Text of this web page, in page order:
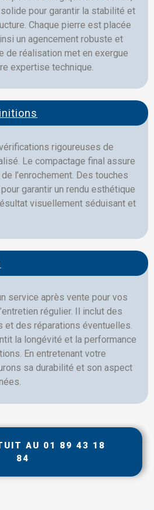
pour garantir la stabilité et
Chaque pierre est placée
un agencement robuste et
de réalisation met en exergue
expertise technique.
rigoureuses de
Le compactage final assure
l’enrochement. Des touches
garantir un rendu esthétique
visuellement séduisant et
service après vente pour vos
régulier. Il inclut des
et des réparations éventuelles.
la longévité et la performance
En entretenant votre
sa durabilité et son aspect
AU 01 89 43 18
84